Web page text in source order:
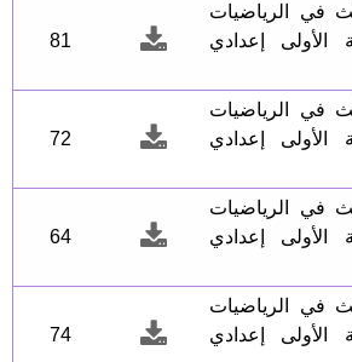
في الرياضيات
الأولى إعدادي
81
في الرياضيات
الأولى إعدادي
72
في الرياضيات
الأولى إعدادي
64
في الرياضيات
الأولى إعدادي
74